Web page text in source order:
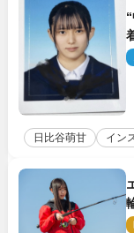
日比谷萌甘 イン